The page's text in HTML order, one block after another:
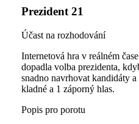
Prezident 21
Účast na rozhodování
Internetová hra v reálném
dopadla volba prezidenta,
snadno navrhovat kandidáty
kladné a 1 záporný hlas.
Popis pro porotu